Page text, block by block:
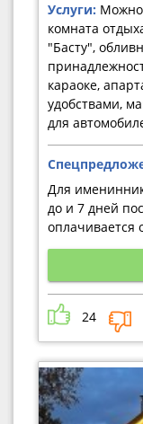
Услуги: Можно
комната
"Басту",
караоке,
удобствами,
для
Для
до и 7 дней
оплачивается
24